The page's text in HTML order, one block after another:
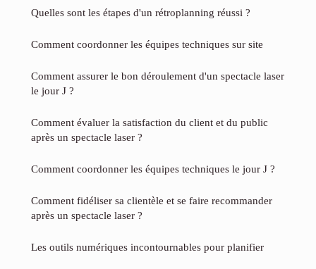
Quelles sont les étapes d'un rétroplanning réussi ?
Comment coordonner les équipes techniques sur site
Comment assurer le bon déroulement d'un spectacle laser
le jour J ?
Comment évaluer la satisfaction du client et du public
après un spectacle laser ?
Comment coordonner les équipes techniques le jour J ?
Comment fidéliser sa clientèle et se faire recommander
après un spectacle laser ?
Les outils numériques incontournables pour planifier